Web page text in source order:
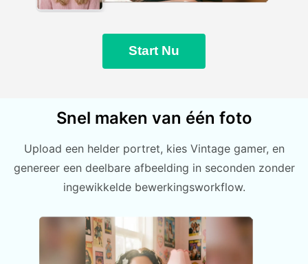
Start Nu
Snel maken van één foto
Upload een helder portret, kies Vintage gamer, en
genereer een deelbare afbeelding in seconden zonder
ingewikkelde bewerkingsworkflow.